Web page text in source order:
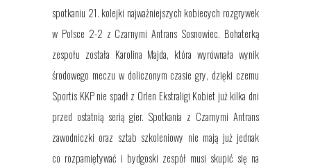
spotkaniu 21. kolejki najważniejszych kobiecych rozgrywek
w Polsce 2-2 z Czarnymi Antrans Sosnowiec. Bohaterką
zespołu została Karolina Majda, która wyrównała wynik
środowego meczu w doliczonym czasie gry, dzięki czemu
Sportis KKP nie spadł z Orlen Ekstraligi Kobiet już kilka dni
przed ostatnią serią gier. Spotkania z Czarnymi Antrans
zawodniczki oraz sztab szkoleniowy nie mają już jednak
co rozpamiętywać i bydgoski zespół musi skupić się na